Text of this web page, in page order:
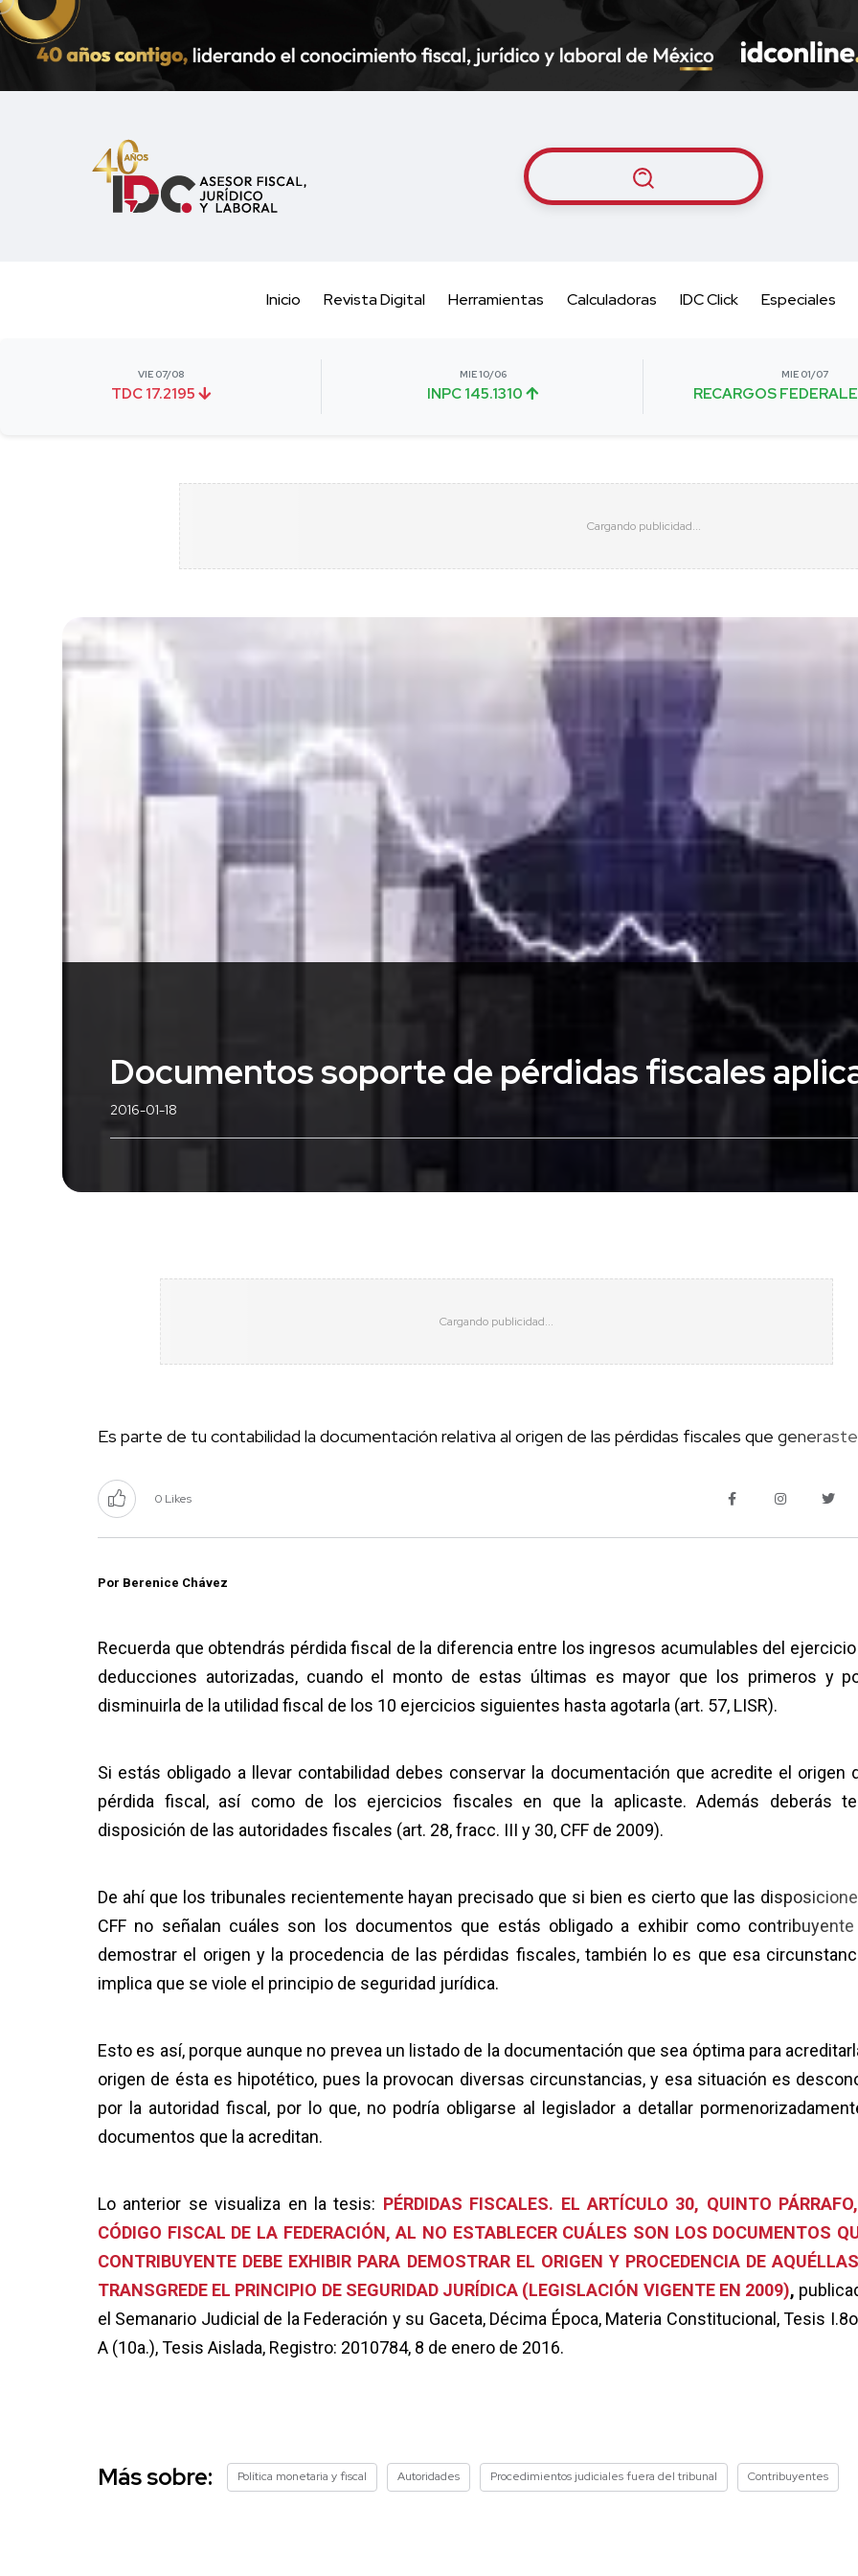
Inicio Revista Digital Herramientas Calculadoras IDC Click Especiales
VIE 07/08
TDC 17.2195
MIE 10/06
INPC 145.1310
MIE 01/07
RECARGOS
Documentos soporte de pérdidas fiscales
2016-01-18
Es parte de tu contabilidad la documentación relativa al origen de las pérdidas fiscales que generaste
0 Likes
Por Berenice Chávez
Recuerda que obtendrás pérdida fiscal de la diferencia entre los ingresos acumulables del
deducciones autorizadas, cuando el monto de estas últimas es mayor que los primeros y
disminuirla de la utilidad fiscal de los 10 ejercicios siguientes hasta agotarla (art. 57, LISR).
Si estás obligado a llevar contabilidad debes conservar la documentación que acredite el origen
pérdida fiscal, así como de los ejercicios fiscales en que la aplicaste. Además deberás
disposición de las autoridades fiscales (art. 28, fracc. III y 30, CFF de 2009).
De ahí que los tribunales recientemente hayan precisado que si bien es cierto que las
CFF no señalan cuáles son los documentos que estás obligado a exhibir como contribuyente
demostrar el origen y la procedencia de las pérdidas fiscales, también lo es que esa
implica que se viole el principio de seguridad jurídica.
Esto es así, porque aunque no prevea un listado de la documentación que sea óptima para
origen de ésta es hipotético, pues la provocan diversas circunstancias, y esa situación es
por la autoridad fiscal, por lo que, no podría obligarse al legislador a detallar
documentos que la acreditan.
Lo anterior se visualiza en la tesis: PÉRDIDAS FISCALES. EL ARTÍCULO 30, QUINTO
CÓDIGO FISCAL DE LA FEDERACIÓN, AL NO ESTABLECER CUÁLES SON LOS DOCUMENTOS
CONTRIBUYENTE DEBE EXHIBIR PARA DEMOSTRAR EL ORIGEN Y PROCEDENCIA DE
TRANSGREDE EL PRINCIPIO DE SEGURIDAD JURÍDICA (LEGISLACIÓN VIGENTE EN 2009),
el Semanario Judicial de la Federación y su Gaceta, Décima Época, Materia Constitucional, Tesis
A (10a.), Tesis Aislada, Registro: 2010784, 8 de enero de 2016.
Más sobre: Política monetaria y fiscal Autoridades Procedimientos judiciales fuera del tribunal Contribuyentes